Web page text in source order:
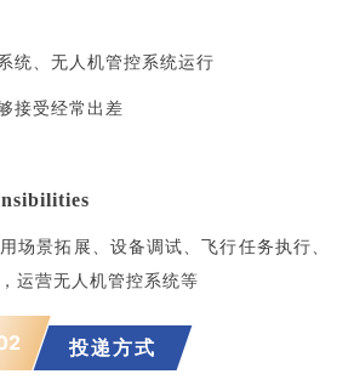
统、无人机管控系统运行
接受经常出差
场景拓展、设备调试、飞行任务执行、
运营无人机管控系统等
投递方式